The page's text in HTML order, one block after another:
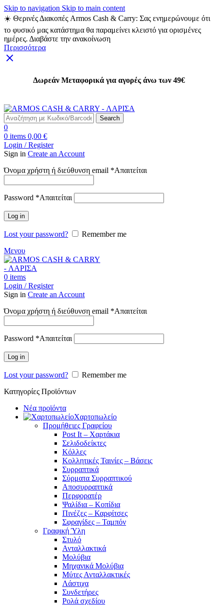
Skip to navigation Skip to main content
☀️ Θερινές Διακοπές Armos Cash & Carry: Σας ενημερώνουμε ότι
το φυσικό μας κατάστημα θα παραμείνει κλειστό για ορισμένες
ημέρες. Διαβάστε την ανακοίνωση
Περισσότερα
Δωρεάν Μεταφορικά για αγορές άνω των 49€
Search
0
0 items 0,00 €
Login / Register
Sign in Create an Account
Όνομα χρήστη ή διεύθυνση email *Απαιτείται
Password *Απαιτείται
Log in
Lost your password?
Remember me
Μενου
0 items
Login / Register
Sign in Create an Account
Όνομα χρήστη ή διεύθυνση email *Απαιτείται
Password *Απαιτείται
Log in
Lost your password?
Remember me
Κατηγορίες Προϊόντων
Νέα προϊόντα
Χαρτοπωλείο
Προμήθειες Γραφείου
Post It – Χαρτάκια
Σελιδοδείκτες
Κόλλες
Κολλητικές Ταινίες – Βάσεις
Συρραπτικά
Σύρματα Συρραπτικού
Αποσυρραπτικά
Περφορατέρ
Ψαλίδια – Κοπίδια
Πινέζες – Καρφίτσες
Σφραγίδες – Ταμπόν
Γραφική Ύλη
Στυλό
Ανταλλακτικά
Μολύβια
Μηχανικά Μολύβια
Μύτες Ανταλλακτικές
Λάστιχα
Συνδετήρες
Ρολά σχεδίου